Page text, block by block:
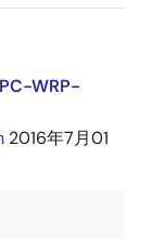
WRP-
2016年7月01